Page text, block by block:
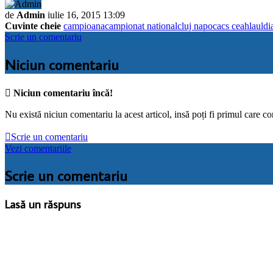
de Admin iulie 16, 2015 13:09
Cuvinte cheie campioanacampionat nationalcluj napocacs ceahlaul
Scrie un comentariu
Niciun comentariu
 Niciun comentariu încă!
Nu există niciun comentariu la acest articol, insă poți fi primul care
Scrie un comentariu
Vezi comentariile
Scrie un comentariu
Lasă un răspuns